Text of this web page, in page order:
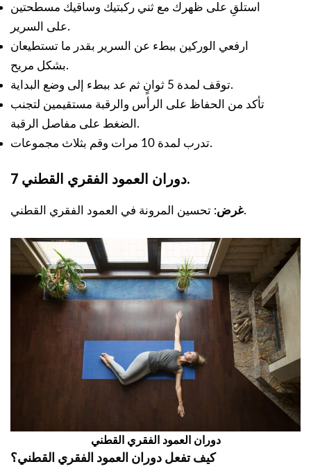
استلقِ على ظهرك مع ثني ركبتيك وساقيك مسطحتين
على السرير.
ارفعي الوركين ببطء عن السرير بقدر ما تستطيعان
بشكل مريح.
توقف لمدة 5 ثوانٍ ثم عد ببطء إلى وضع البداية.
تأكد من الحفاظ على الرأس والرقبة مستقيمين لتجنب
الضغط على مفاصل الرقبة.
تدرب لمدة 10 مرات وقم بثلاث مجموعات.
7 دوران العمود الفقري القطني.
غرض: تحسين المرونة في العمود الفقري القطني.
دوران العمود الفقري القطني
كيف تفعل دوران العمود الفقري القطني؟